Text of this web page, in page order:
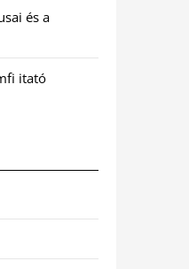
és a
itató